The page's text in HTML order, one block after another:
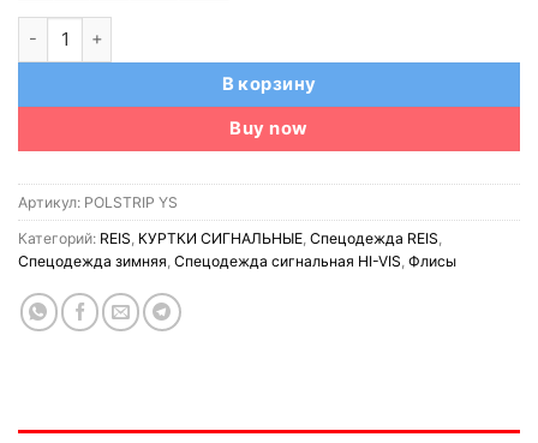
В корзину
Buy now
Артикул: POLSTRIP YS
Категорий: REIS, КУРТКИ СИГНАЛЬНЫЕ, Спецодежда REIS,
Спецодежда зимняя, Спецодежда сигнальная HI-VIS, Флисы